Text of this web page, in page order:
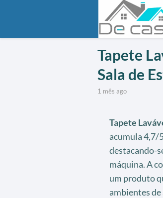
Tapete
Sala de
1 mês ago
Tapete
acumula 4,7/
destacando-
máquina. A
um produto
ambientes